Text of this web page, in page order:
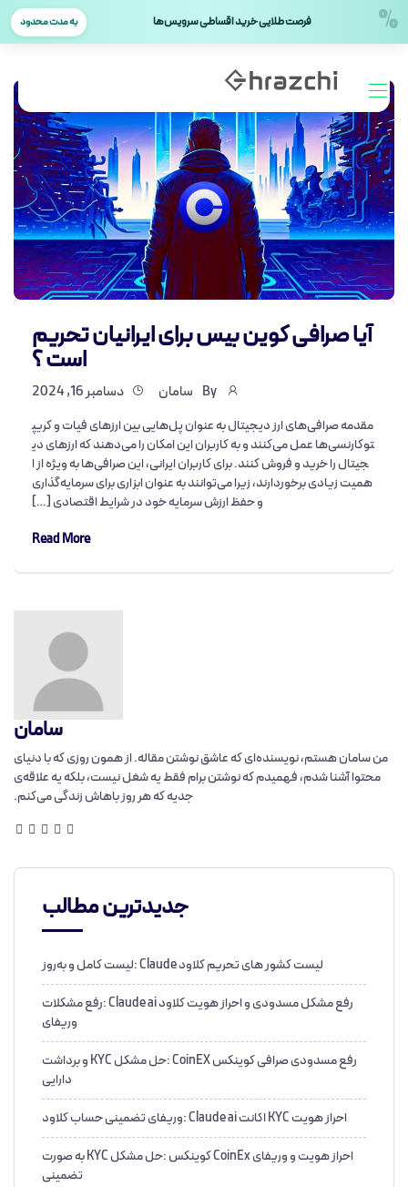
% فرصت طلایی خرید اقساطی سرویس‌ها به مدت محدود
آیا صرافی کوین بیس برای ایرانیان تحریم
است ؟
سامان دسامبر 16, 2024
مقدمه صرافی‌های ارز دیجیتال به عنوان پل‌هایی بین ارزهای فیات و کریپ
توکارنسی‌ها عمل می‌کنند و به کاربران این امکان را می‌دهند که ارزهای دی
جیتال را خرید و فروش کنند. برای کاربران ایرانی، این صرافی‌ها به ویژه از ا
همیت زیادی برخوردارند، زیرا می‌توانند به عنوان ابزاری برای سرمایه‌گذاری
و حفظ ارزش سرمایه خود در شرایط اقتصادی […]
Read More
سامان
من سامان هستم، نویسنده‌ای که عاشق نوشتن مقاله‌. از همون روزی که با دنیای
محتوا آشنا شدم، فهمیدم که نوشتن برام فقط یه شغل نیست، بلکه یه علاقه‌ی
جدیه که هر روز باهاش زندگی می‌کنم.
جدیدترین مطالب
لیست کشور های تحریم کلاود Claude :لیست کامل و به‌روز
رفع مشکل مسدودی و احراز هویت کلاود Claude ai :رفع مشکلات
وریفای
رفع مسدودی صرافی کوینکس CoinEX :حل مشکل KYC و برداشت
دارایی
احراز هویت KYC اکانت Claude ai :وریفای تضمینی حساب کلاود
احراز هویت و وریفای CoinEx کوینکس :حل مشکل KYC به صورت
تضمینی